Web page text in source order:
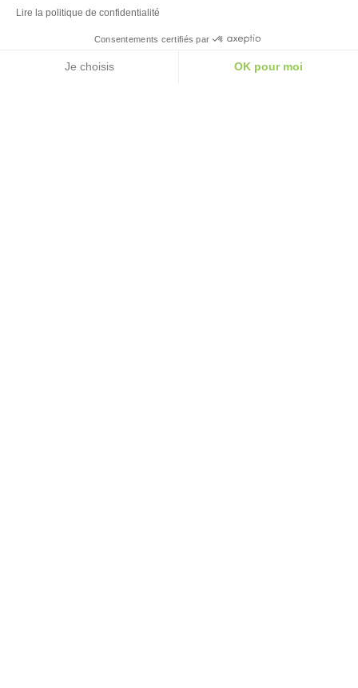
Lire la politique de confidentialité
Consentements certifiés par
Je choisis
OK pour moi